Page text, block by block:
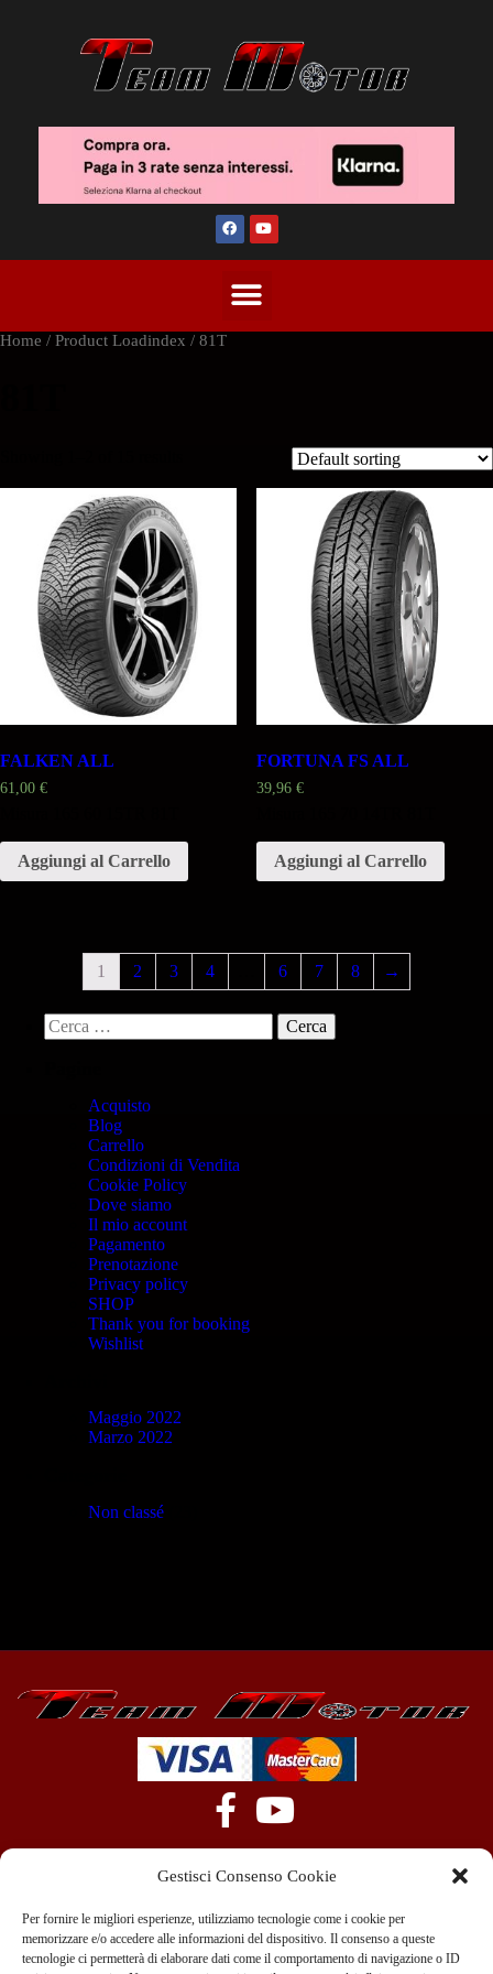
Gestisci Consenso Cookie
Per fornire le migliori esperienze, utilizziamo tecnologie come i cookie per
memorizzare e/o accedere alle informazioni del dispositivo. Il consenso a queste
tecnologie ci permetterà di elaborare dati come il comportamento di navigazione o ID
Home / Product Loadindex / 81T
FALKEN ALL
61,00 €
Aggiungi al Carrello
FORTUNA FS ALL
39,96 €
Aggiungi al Carrello
1 2 3 4 6 7 8 →
Acquisto
Blog
Carrello
Condizioni di Vendita
Cookie Policy
Dove siamo
Il mio account
Pagamento
Prenotazione
Privacy policy
SHOP
Thank you for booking
Wishlist
Maggio 2022
Marzo 2022
Non classé